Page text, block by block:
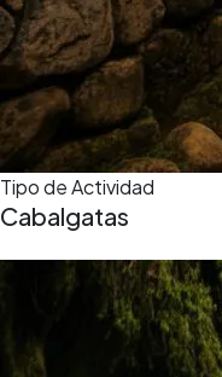
Tipo de Actividad
Cabalgatas